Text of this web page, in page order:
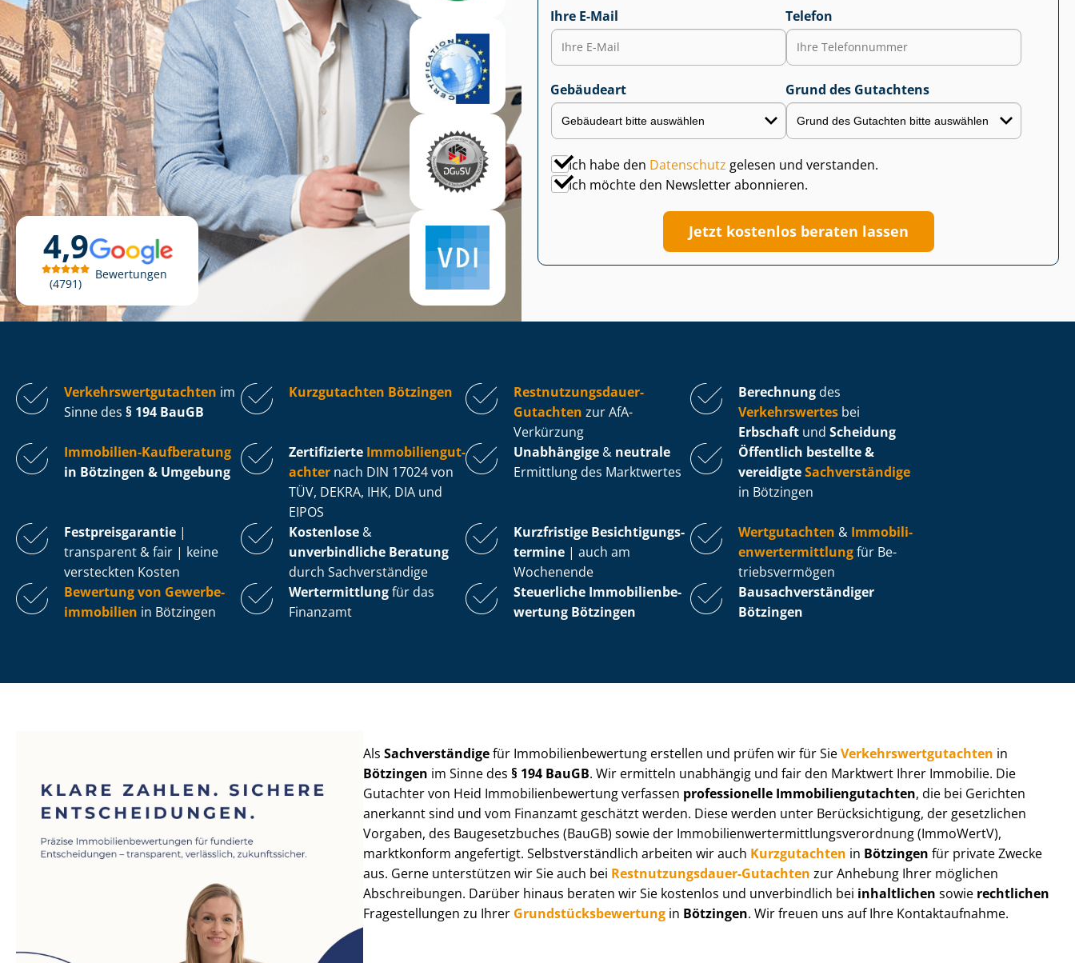
4,9
4791
Bewertungen
Ihre E-Mail Telefon
Gebäudeart Grund des Gutachtens
Ich habe den Datenschutz gelesen und verstanden.
Ich möchte den Newsletter abonnieren.
Jetzt kostenlos beraten lassen
Ver­kehrs­wert­gut­ach­ten im
Sinne des § 194 BauGB
Kurzgutachten Bötzingen
Rest­nut­zungs­dau­er-
Gutachten zur AfA-
Verkürzung
Berechnung des
Verkehrswertes bei
Erbschaft und Scheidung
Immobilien-Kaufberatung
in Bötzingen & Umgebung
Zertifizierte Im­mo­bi­li­en­gut­
ach­ter nach DIN 17024 von
TÜV, DEKRA, IHK, DIA und
EIPOS
Unabhängige & neutrale
Ermittlung des Marktwertes
Öffentlich bestellte &
vereidigteSachverständige
in Bötzingen
Fest­preis­ga­ran­tie |
transparent & fair | keine
versteckten Kosten
Kostenlose &
unverbindliche Beratung
durch Sachverständige
Kurzfristige Be­sich­ti­gungs­
ter­mi­ne | auch am
Wochenende
Wertgutachten & Im­mo­bi­li­
en­wert­ermitt­lungfür Be­
triebs­ver­mö­gen
Bewertung von Ge­wer­be­
im­mo­bi­li­en in Bötzingen
Wertermittlungfür das
Finanzamt
Steuerliche Im­mo­bi­li­en­be­
wer­tung Bötzingen
Bau­sach­ver­stän­di­ger
Bötzingen
AlsSachverständigefür Im­mo­bi­li­en­be­wer­tung erstellen und prüfen wir für SieVer­kehrs­wert­gut­ach­ten in
Bötzingen im Sinne des§ 194 BauGB. Wir ermitteln unabhängig und fair den Marktwert Ihrer Immobilie. Die
Gutachter von Heid Im­mo­bi­li­en­be­wer­tung verfassen professionelle Im­mo­bi­li­en­gut­ach­ten, die bei Gerichten
anerkannt sind und vom Finanzamt geschätzt werden. Diese werden unter Be­rück­sich­ti­gung, der gesetzlichen
Vorgaben, des Baugesetzbuches (BauGB) sowie der Im­mo­bi­li­en­wert­ermitt­lungs­ver­ord­nung (ImmoWertV),
marktkonform angefertigt. Selbst­ver­ständ­lich arbeiten wir auch Kurzgutachten in Bötzingen für private Zwecke
aus. Gerne unterstützen wir Sie auch bei Rest­nut­zungs­dau­er-Gutachten zur Anhebung Ihrer möglichen
Abschreibungen. Darüber hinaus beraten wir Sie kostenlos und unverbindlich bei inhaltlichen sowie rechtlichen
Fragestellungen zu Ihrer Grund­stücks­be­wer­tung in Bötzingen. Wir freuen uns auf Ihre Kontaktaufnahme.